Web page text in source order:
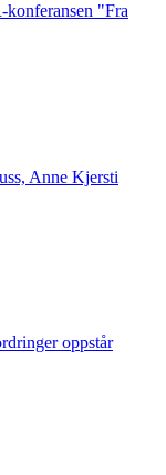
konferansen "Fra
Anne Kjersti
oppstår